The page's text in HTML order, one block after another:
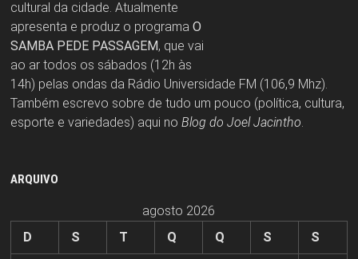
cultural da cidade. Atualmente
apresenta e produz o programa O
SAMBA PEDE PASSAGEM, que vai
ao ar todos os sábados (12h às
14h) pelas ondas da Rádio Universidade FM (106,9 Mhz).
Também escrevo sobre de tudo um pouco (política, cultura,
esporte e variedades) aqui no Blog do Joel Jacintho.
ARQUIVO
agosto 2026
D
S T Q Q S
S